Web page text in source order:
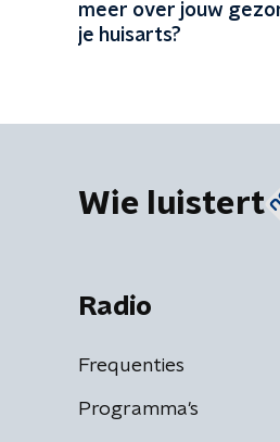
meer over jouw
je huisarts?
Wie luistert
Radio
Frequenties
Programma's